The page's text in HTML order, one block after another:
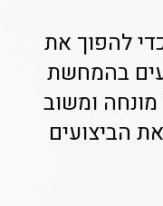
להפוך את
בהמחשת
ומשוב
הביצועים